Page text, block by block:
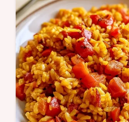
warum die Linsen hier
natürliche Bindung ohne